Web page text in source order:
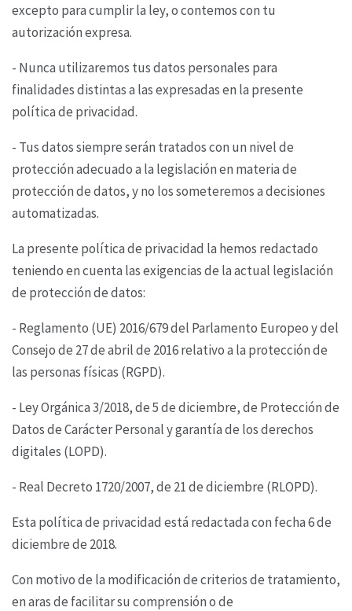
excepto para cumplir la ley, o contemos con tu
autorización expresa.
- Nunca utilizaremos tus datos personales para
finalidades distintas a las expresadas en la presente
política de privacidad.
- Tus datos siempre serán tratados con un nivel de
protección adecuado a la legislación en materiade
protección de datos, y no los someteremos a decisiones
automatizadas.
La presente política de privacidad la hemos redactado
teniendo en cuenta las exigencias de laactual legislación
de protección de datos:
- Reglamento (UE) 2016/679 del Parlamento Europeo y del
Consejo de 27 de abril de 2016 relativoa la protección de
las personas físicas (RGPD).
- Ley Orgánica 3/2018, de 5 de diciembre, de Protección de
Datos de Carácter Personal y garantíade los derechos
digitales (LOPD).
- Real Decreto 1720/2007, de 21 de diciembre (RLOPD).
Esta política de privacidad está redactada con fecha 6 de
diciembre de 2018.
Con motivo de la modificación de criterios de tratamiento,
en aras de facilitar su comprensión o de